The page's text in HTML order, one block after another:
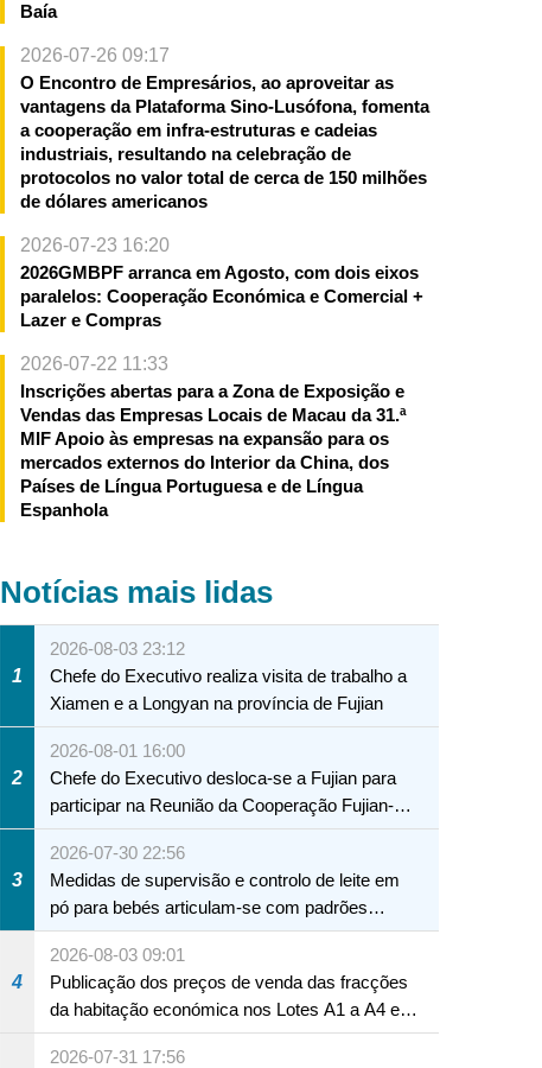
Baía
2026-07-26 09:17
O Encontro de Empresários, ao aproveitar as
vantagens da Plataforma Sino-Lusófona, fomenta
a cooperação em infra-estruturas e cadeias
industriais, resultando na celebração de
protocolos no valor total de cerca de 150 milhões
de dólares americanos
2026-07-23 16:20
2026GMBPF arranca em Agosto, com dois eixos
paralelos: Cooperação Económica e Comercial +
Lazer e Compras
2026-07-22 11:33
Inscrições abertas para a Zona de Exposição e
Vendas das Empresas Locais de Macau da 31.ª
MIF Apoio às empresas na expansão para os
mercados externos do Interior da China, dos
Países de Língua Portuguesa e de Língua
Espanhola
Notícias mais lidas
1
2026-08-03 23:12
Chefe do Executivo realiza visita de trabalho a
Xiamen e a Longyan na província de Fujian
2
2026-08-01 16:00
Chefe do Executivo desloca-se a Fujian para
participar na Reunião da Cooperação Fujian-
Macau
3
2026-07-30 22:56
Medidas de supervisão e controlo de leite em
pó para bebés articulam-se com padrões
internacionais Serviços interdepartamentais
envidam esforços para assegurar a saúde dos
bebés e crianças, assim como a segurança
alimentar
4
2026-08-03 09:01
Publicação dos preços de venda das fracções
da habitação económica nos Lotes A1 a A4 e
A12 da Zona A dos Novos Aterros
2026-07-31 17:56